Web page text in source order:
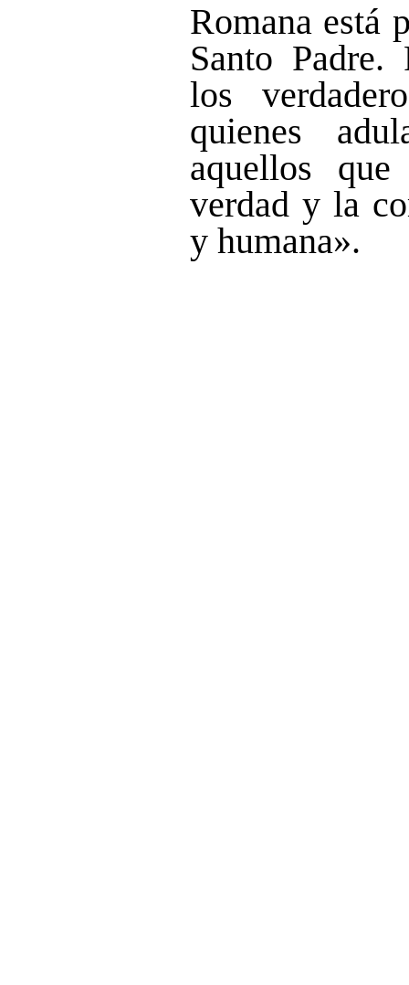
Romana está
Santo
los
quienes
aquellos
verdad y la
y humana».